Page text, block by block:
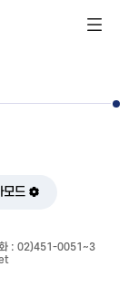
모드
: 02)451-0051~3